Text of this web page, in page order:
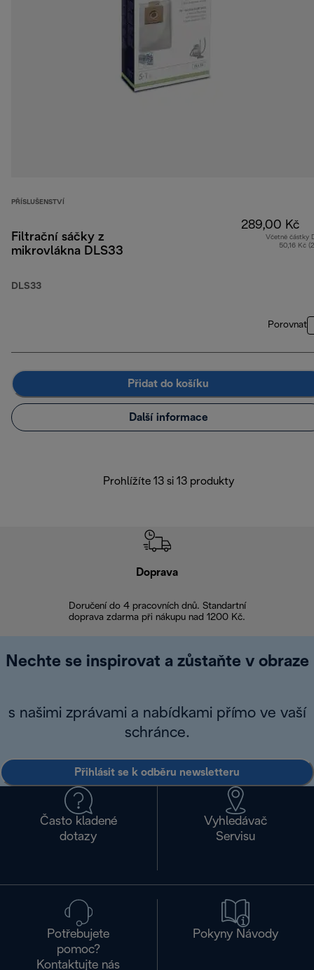
PŘÍSLUŠENSTVÍ
Filtrační sáčky z
mikrovlákna DLS33
DLS33
289,00 Kč
Včetně částky
50,16 Kč
Porovnat
Přidat do košíku
Další informace
Prohlížíte 13 si 13 produkty
Doprava
Doručení do 4 pracovních dnů. Standartní
doprava zdarma při nákupu nad 1200 Kč.
Nechte se inspirovat a zůstaňte v obraze
s našimi zprávami a nabídkami přímo ve vaší
schránce.
Přihlásit se k odběru newsletteru
Často kladené
dotazy
Vyhledávač
Servisu
Potřebujete
pomoc?
Kontaktujte nás
Pokyny Návody